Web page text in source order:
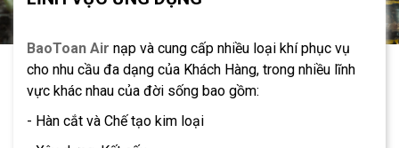
BaoToan Air nạp và cung cấp nhiều loại khí phục vụ
cho nhu cầu đa dạng của Khách Hàng, trong nhiều lĩnh
vực khác nhau của đời sống bao gồm:
- Hàn cắt và Chế tạo kim loại